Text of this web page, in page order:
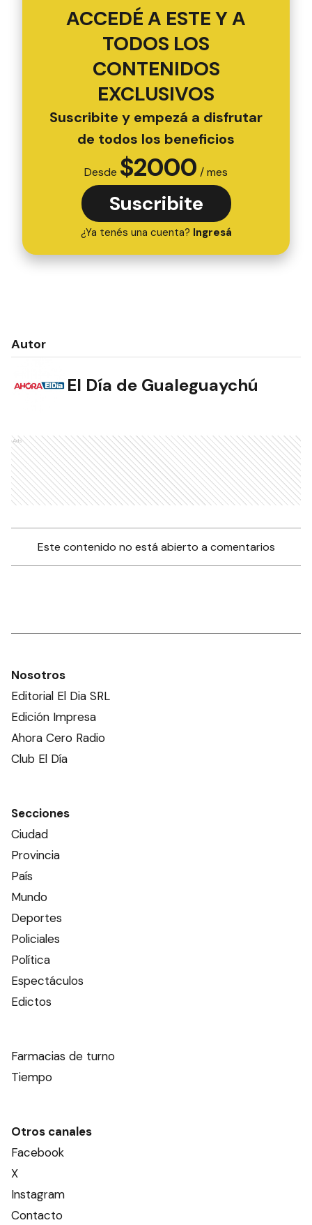
ACCEDÉ A ESTE Y A
TODOS LOS
CONTENIDOS
EXCLUSIVOS
Suscribite y empezá a disfrutar
de todos los beneficios
Desde $2000 / mes
Suscribite
¿Ya tenés una cuenta? Ingresá
Autor
El Día de Gualeguaychú
Ads
Este contenido no está abierto a comentarios
Nosotros
Editorial El Dia SRL
Edición Impresa
Ahora Cero Radio
Club El Día
Secciones
Ciudad
Provincia
País
Mundo
Deportes
Policiales
Política
Espectáculos
Edictos
Farmacias de turno
Tiempo
Otros canales
Facebook
X
Instagram
Contacto